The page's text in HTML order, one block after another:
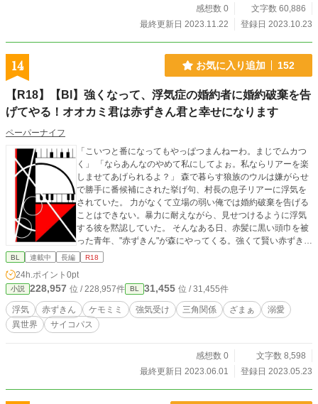
感想数 0
文字数 60,886
最終更新日 2023.11.22
登録日 2023.10.23
14 お気に入り追加 152
【R18】【Bl】強くなって、浮気症の婚約者に婚約破棄を告
げてやる！オオカミ君は赤ずきん君と幸せになります
ペーパーナイフ
「こいつと番になってもやっぱつまんねーわ。まじでムカつ
く」 「ならあんなのやめて私にしてよぉ。私ならリアーを楽
しませてあげられるよ？」 森で暮らす狼族のウルは嫌がらせ
で勝手に番候補にされた挙げ句、村長の息子リアーに浮気を
されていた。 力がなくて立場の弱い俺では婚約破棄を告げる
ことはできない。暴力に耐えながら、見せつけるように浮気
する彼を黙認していた。 そんなある日、赤髪に黒い頭巾を被
った青年、"赤ずきん"が森にやってくる。強くて賢い赤ずきん
は狼たちから恐れられていた。ってことは俺が赤ずきんをや
村の皆に認めてもらえればきっと婚約解消できるはず！ 少し
アホな狼が赤ずきん君に食べられ最後は幸せをつかむ話で
す。 サイコパス天才ピアニスト×強気狼 ⚠注意 性描写あり
（リバ妊娠なし） 胸糞注意 女性の浮気相手が出てきます
BL 連載中 長編 R18
24h.ポイント 0pt
小説 228,957 位 / 228,957件 BL 31,455 位 / 31,455件
浮気 赤ずきん ケモミミ 強気受け 三角関係 ざまぁ
溺愛
異世界
サイコパス
感想数 0
文字数 8,598
最終更新日 2023.06.01
登録日 2023.05.23